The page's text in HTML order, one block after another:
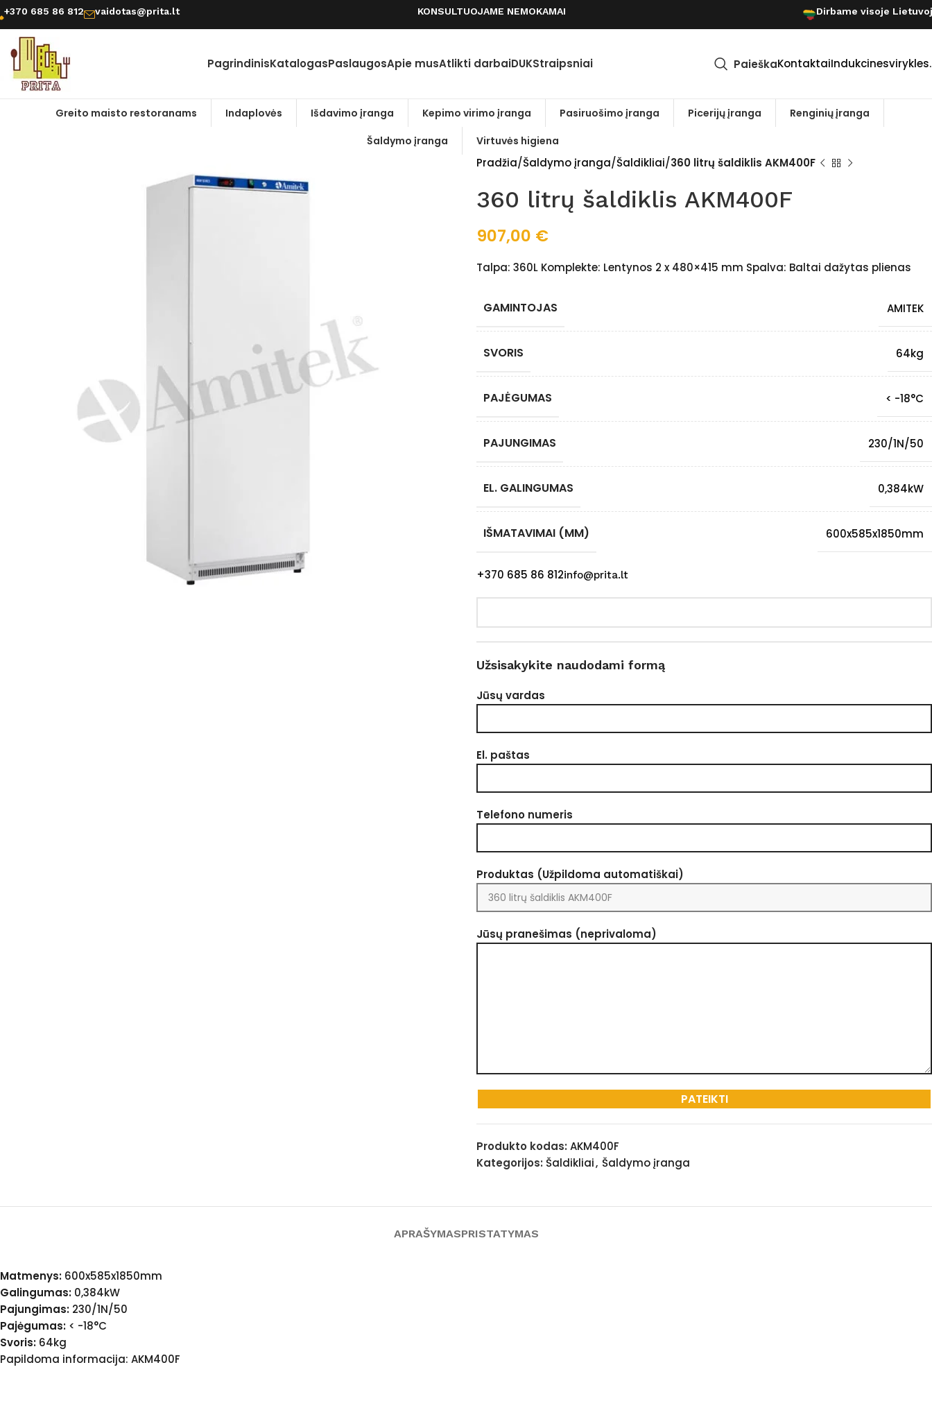
+370 685 86 812 vaidotas@prita.lt KONSULTUOJAME NEMOKAMAI Dirbame visoje
PagrindinisKatalogasPaslaugosApie musAtlikti darbaiDUKStraipsniai PaieškaKontaktai
Greito maisto restoranams Indaplovės Išdavimo įranga Kepimo virimo įranga Pasiruošimo įranga Picerijų įranga
Renginių įranga
Šaldymo įranga
Virtuvės higiena
Pradžia Šaldymo įranga Šaldikliai 360 litrų šaldiklis AKM400F
360 litrų šaldiklis AKM400F
907,00 €
Talpa: 360L Komplekte: Lentynos 2 x 480×415 mm Spalva: Baltai dažytas plienas
GAMINTOJAS AMITEK
SVORIS 64kg
PAJĖGUMAS < -18°C
PAJUNGIMAS 230/1N/50
EL. GALINGUMAS 0,384kW
IŠMATAVIMAI (MM) 600x585x1850mm
+370 685 86 812info@prita.lt
Užsisakykite naudodami formą
Jūsų vardas
El. paštas
Telefono numeris
Produktas (Užpildoma automatiškai)
Jūsų pranešimas (neprivaloma)
Produkto kodas: AKM400F
Kategorijos: Šaldikliai, Šaldymo įranga
APRAŠYMASPRISTATYMAS
Matmenys: 600x585x1850mm
Galingumas: 0,384kW
Pajungimas: 230/1N/50
Pajėgumas: < -18°C
Svoris: 64kg
Papildoma informacija: AKM400F